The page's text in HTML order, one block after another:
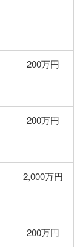
200万円
200万円
2,000万円
200万円